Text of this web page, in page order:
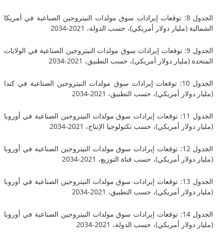
الجدول 8: توقعات إيرادات سوق مولدات النيتروجين الصناعية في أمريكا
(مليار دولار أمريكي)، حسب الدولة، 2021-2034
الجدول 9: توقعات إيرادات سوق مولدات النيتروجين الصناعية في الولايات
دولار أمريكي)، حسب التطبيق، 2021-2034
الجدول 10: توقعات إيرادات سوق مولدات النيتروجين الصناعية في كندا
أمريكي)، حسب التطبيق، 2021-2034
الجدول 11: توقعات إيرادات سوق مولدات النيتروجين الصناعية في أوروبا
أمريكي)، حسب تكنولوجيا الإنتاج، 2021-2034
الجدول 12: توقعات إيرادات سوق مولدات النيتروجين الصناعية في أوروبا
أمريكي)، حسب قناة التوزيع، 2021-2034
الجدول 13: توقعات إيرادات سوق مولدات النيتروجين الصناعية في أوروبا
أمريكي)، حسب التطبيق، 2021-2034
الجدول 14: توقعات إيرادات سوق مولدات النيتروجين الصناعية في أوروبا
أمريكي)، حسب الدولة، 2021-2034